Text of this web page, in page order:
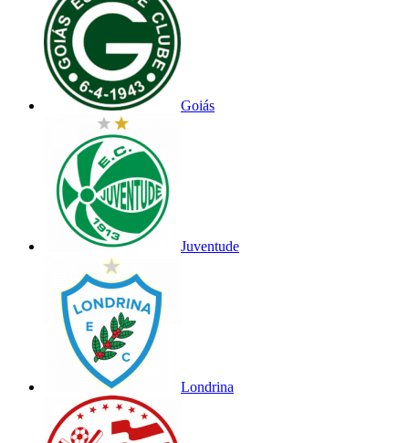
Goiás
Juventude
Londrina